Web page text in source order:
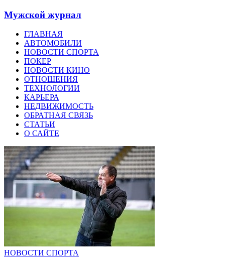
Мужской журнал
ГЛАВНАЯ
АВТОМОБИЛИ
НОВОСТИ СПОРТА
ПОКЕР
НОВОСТИ КИНО
ОТНОШЕНИЯ
ТЕХНОЛОГИИ
КАРЬЕРА
НЕДВИЖИМОСТЬ
ОБРАТНАЯ СВЯЗЬ
СТАТЬИ
О САЙТЕ
НОВОСТИ СПОРТА